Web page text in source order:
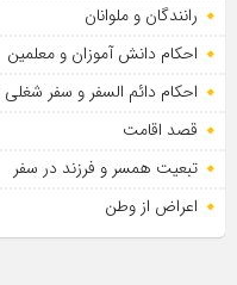
رانندگان و ملوانان
احکام دانش آموزان و معلمین
احکام دائم السفر و سفر شغلی
قصد اقامت
تبعیت همسر و فرزند در سفر
اعراض از وطن